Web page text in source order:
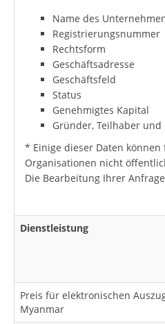
Name des
Registrierungsnummer
Rechtsform
Geschäftsadresse
Geschäftsfeld
Status
Genehmigtes Kapital
Gründer, Teilhaber
* Einige dieser Daten
Organisationen nicht
Die Bearbeitung Ihrer
Dienstleistung
Preis für elektronischen
Myanmar